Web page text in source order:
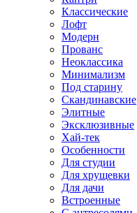
Классические
Лофт
Модерн
Прованс
Неоклассика
Минимализм
Под старину
Скандинавские
Элитные
Эксклюзивные
Хай-тек
Особенности
Для студии
Для хрущевки
Для дачи
Встроенные